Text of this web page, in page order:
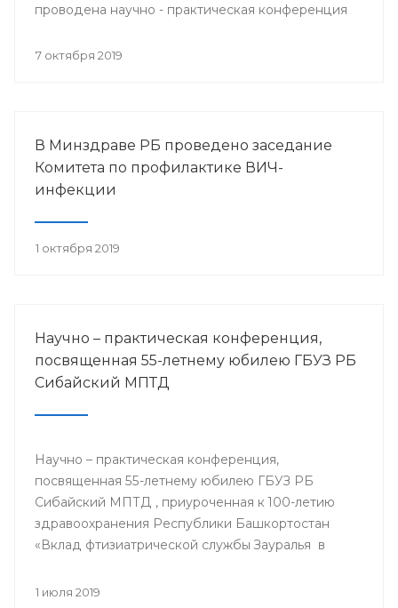
проводена научно - практическая конференция
лечения в детских противотуберкулёзных
7 октября 2019
В Минздраве РБ проведено заседание
Комитета по профилактике ВИЧ-
инфекции
1 октября 2019
Научно – практическая конференция,
посвященная 55-летнему юбилею ГБУЗ РБ
Сибайский МПТД
Научно – практическая конференция,
посвященная 55-летнему юбилею ГБУЗ РБ
Сибайский МПТД , приуроченная к 100-летию
здравоохранения Республики Башкортостан
«Вклад фтизиатрической службы Зауралья в
года в городе Сибай.
1 июля 2019